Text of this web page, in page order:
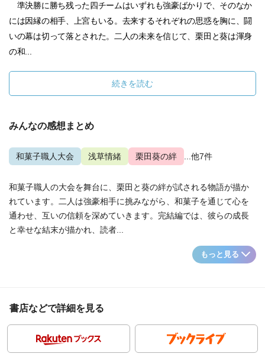
準決勝に勝ち残った四チームはいずれも強豪ばかりで、そのなか
には因縁の相手、上宮もいる。去来するそれぞれの思惑を胸に、闘
いの幕は切って落とされた。二人の未来を信じて、栗田と葵は渾身
の和...
続きを読む
みんなの感想まとめ
和菓子職人大会 浅草情緒 栗田葵の絆 ...他7件
和菓子職人の大会を舞台に、栗田と葵の絆が試される物語が描か
れています。二人は強豪相手に挑みながら、和菓子を通じて心を
通わせ、互いの信頼を深めていきます。完結編では、彼らの成長
と幸せな結末が描かれ、読者...
もっと見る
書店などで詳細を見る